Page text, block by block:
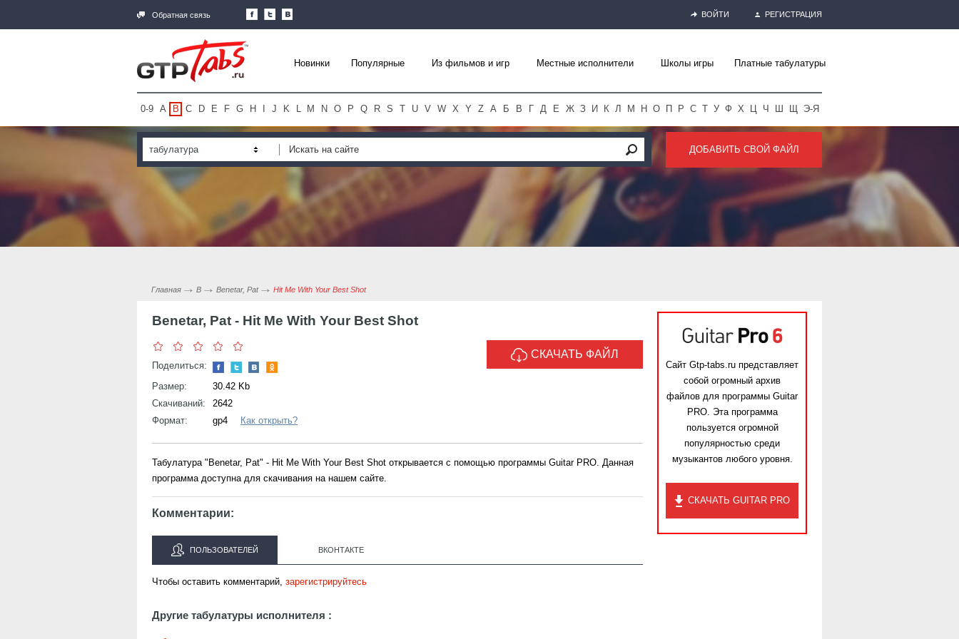
Обратная связь ВОЙТИ РЕГИСТРАЦИЯ
Новинки Популярные Из фильмов и игр Местные исполнители Школы игры Платные табулатуры
0-9 A B C D E F G H J K L M N O P Q R S T U V W X Y Z А Б В Г Д Е Ж З И К Л М Н О П Р С Т У Ф Х Ц Ч Ш Щ Э-Я
табулатура ДОБАВИТЬ СВОЙ ФАЙЛ
Главная B Benetar, Pat Hit Me With Your Best Shot
Benetar, Pat - Hit Me With Your Best Shot
Поделиться:
Размер:
30.42 Kb
Скачиваний:
2642
Формат:
gp4 Как открыть?
СКАЧАТЬ ФАЙЛ
Табулатура "Benetar, Pat" - Hit Me With Your Best Shot открывается с помощью программы Guitar PRO. Данная
программа доступна для скачивания на нашем сайте.
Комментарии:
ПОЛЬЗОВАТЕЛЕЙ ВКОНТАКТЕ
Чтобы оставить комментарий, зарегистрируйтесь
Другие табулатуры исполнителя :
Сайт Gtp-tabs.ru представляет
собой огромный архив
файлов для программы Guitar
PRO. Эта программа
пользуется огромной
популярностью среди
музыкантов любого уровня.
СКАЧАТЬ GUITAR PRO